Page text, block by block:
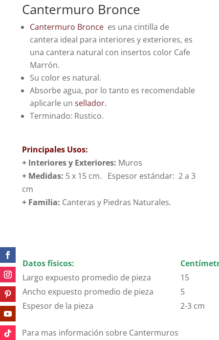
Cantermuro Bronce
Cantermuro Broncees una cintilla de
cantera ideal para interiores y exteriores, es
una cantera natural con insertos color Cafe
Marrón.
Su color es natural.
Absorbe agua, por lo tanto es recomendable
aplicarle un sellador.
Terminado: Rustico.
Principales Usos:
+ Interiores y Exteriores: Muros
+ Medidas: 5 x 15 cm. Espesor estándar: 2 a 3
cm
+ Familia: Canteras y Piedras Naturales.
Datos físicos:
Largo expuesto promedio de pieza
15
Ancho expuesto promedio de pieza
5
Espesor de la pieza
2-3 cm
Para mas información sobre Cantermuros